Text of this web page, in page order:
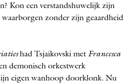
Kon een verstandshuwelijk zijn
waarborgen zonder zijn geaardheid
had Tsjaikovski metFrancesca
demonisch orkestwerk
eigen wanhoop doorklonk. Nu